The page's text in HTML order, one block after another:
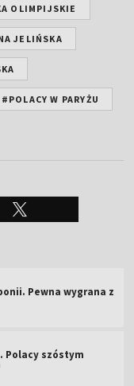
OLIMPIJSKIE
JELIŃSKA
#POLACY W PARYŻU
Pewna wygrana z
Polacy szóstym